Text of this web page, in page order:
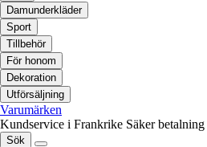
Damunderkläder
Sport
Tillbehör
För honom
Dekoration
Utförsäljning
Varumärken
Kundservice i Frankrike Säker betalning
Sök